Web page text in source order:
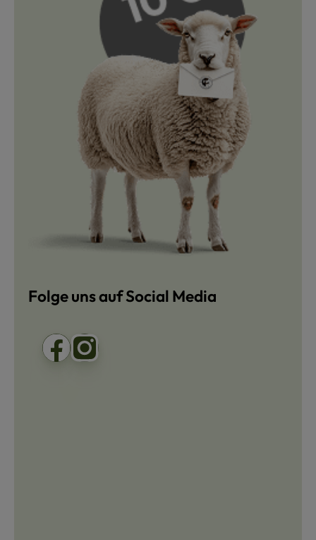
Folge uns auf Social Media